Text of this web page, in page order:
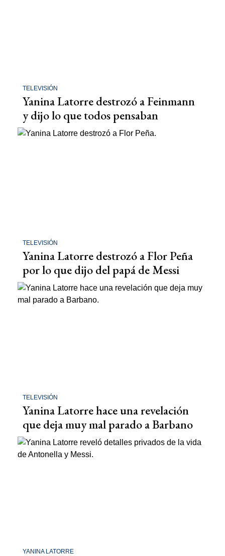
TELEVISIÓN
Yanina Latorre destrozó a Feinmann
y dijo lo que todos pensaban
TELEVISIÓN
Yanina Latorre destrozó a Flor Peña
por lo que dijo del papá de Messi
TELEVISIÓN
Yanina Latorre hace una revelación
que deja muy mal parado a Barbano
YANINA LATORRE